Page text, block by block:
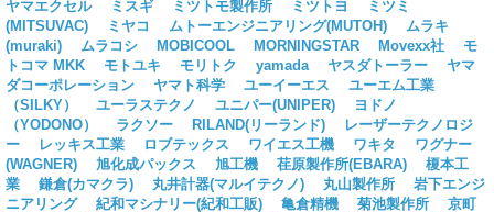
ヤマエクセル ミスギ ミツトモ製作所 ミツトヨ
ミツミ
(MITSUVAC)
ミヤコ ムトーエンジニアリング(MUTOH)
ムラキ
(muraki)
ムラコシ MOBICOOL MORNINGSTAR Movexx社
モ
トコマ MKK
モトユキ モリトク yamada ヤスダトーラー
ヤマ
ダコーポレーション
ヤマト科学 ユーイーエス
ユーエム工業
（SILKY）
ユーラステクノ ユニパー(UNIPER)
ヨドノ
（YODONO）
ラクソー RILAND(リーランド)
レーザーテクノロジ
ー
レッキス工業 ロブテックス ワイエス工機 ワキタ
ワグナー
(WAGNER)
旭化成パックス 旭工機 荏原製作所(EBARA)
榎本工
業
鎌倉(カマクラ) 丸井計器(マルイテクノ) 丸山製作所
岩下エンジ
ニアリング
紀和マシナリー(紀和工販) 亀倉精機 菊池製作所
京町